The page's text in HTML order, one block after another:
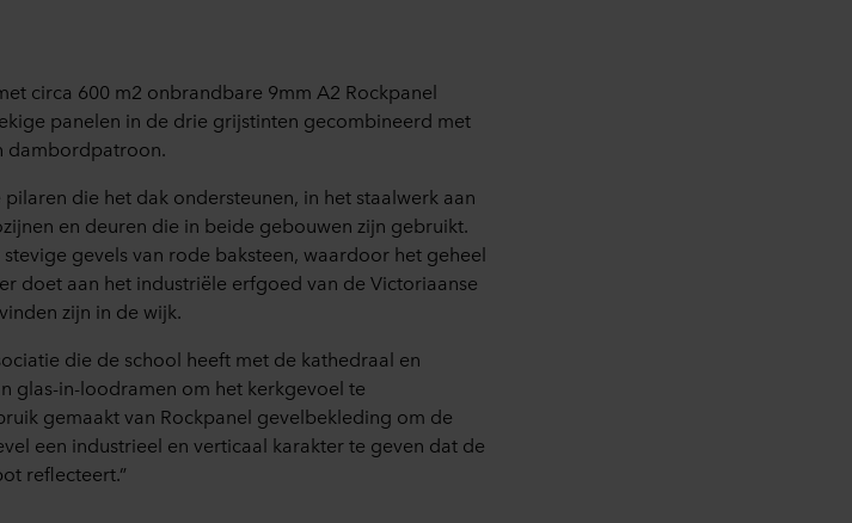
circa 600 m2 onbrandbare 9mm A2 Rockpanel
panelen in de drie grijstinten gecombineerd met
dambordpatroon.
die het dak ondersteunen, in het staalwerk aan
en deuren die in beide gebouwen zijn gebruikt.
gevels van rode baksteen, waardoor het geheel
doet aan het industriële erfgoed van de Victoriaanse
zijn in de wijk.
die de school heeft met de kathedraal en
glas-in-loodramen om het kerkgevoel te
gemaakt van Rockpanel gevelbekleding om de
een industrieel en verticaal karakter te geven dat de
reflecteert.”